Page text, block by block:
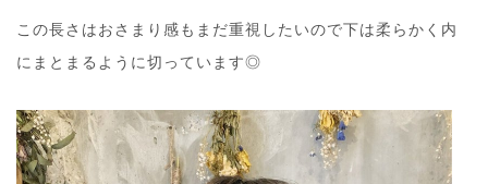
この長さはおさまり感もまだ重視したいので下は柔らかく内
にまとまるように切っています◎